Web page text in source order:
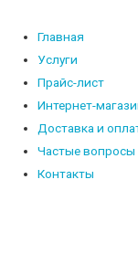
Главная
Услуги
Прайс-лист
Интернет-
Доставка и
Частые вопросы
Контакты